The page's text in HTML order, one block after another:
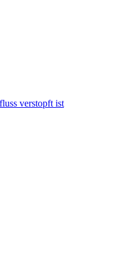
verstopft ist